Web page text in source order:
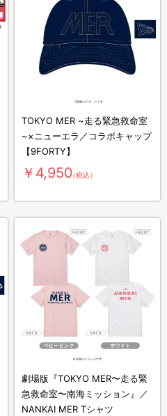
TOKYO MER ~走る緊急救命室
~×ニューエラ／コラボキャップ
【9FORTY】
￥4,950（税込）
劇場版『TOKYO MER〜走る緊
急救命室〜南海ミッション』／
NANKAI MER Tシャツ